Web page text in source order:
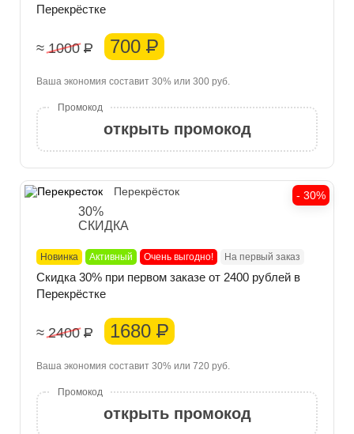
Перекрёстке
≈ 1000Р 700 Р
Ваша экономия составит 30% или 300 руб.
открыть промокод
- 30%
30%
СКИДКА
Новинка Активный Очень выгодно! На первый заказ
Скидка 30% при первом заказе от 2400 рублей в
Перекрёстке
≈ 2400Р 1680 Р
Ваша экономия составит 30% или 720 руб.
открыть промокод
Перекрёсток